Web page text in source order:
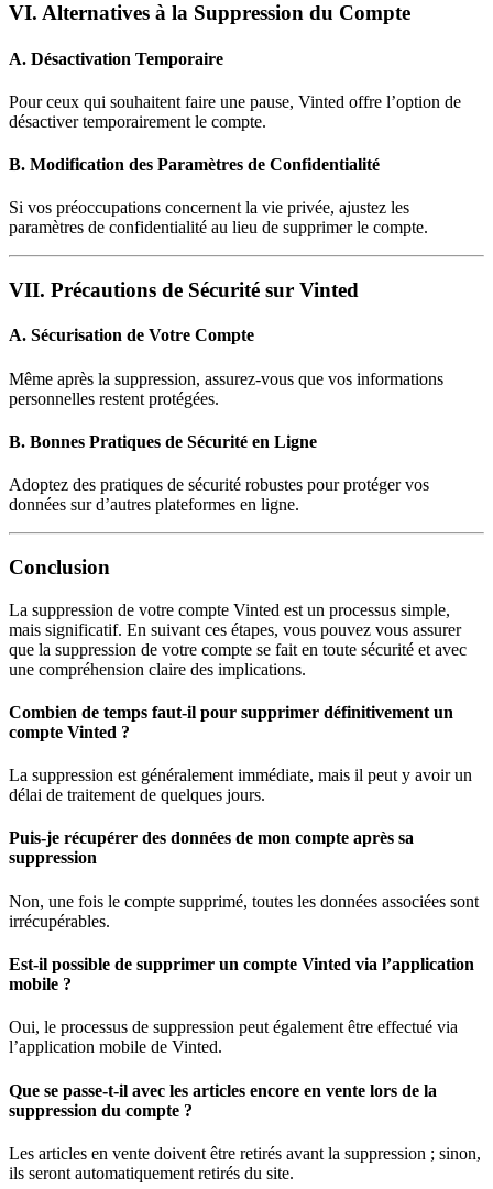
VI. Alternatives à la Suppression du Compte
A. Désactivation Temporaire
Pour ceux qui souhaitent faire une pause, Vinted offre l’option de
désactiver temporairement le compte.
B. Modification des Paramètres de Confidentialité
Si vos préoccupations concernent la vie privée, ajustez les
paramètres de confidentialité au lieu de supprimer le compte.
VII. Précautions de Sécurité sur Vinted
A. Sécurisation de Votre Compte
Même après la suppression, assurez-vous que vos informations
personnelles restent protégées.
B. Bonnes Pratiques de Sécurité en Ligne
Adoptez des pratiques de sécurité robustes pour protéger vos
données sur d’autres plateformes en ligne.
Conclusion
La suppression de votre compte Vinted est un processus simple,
mais significatif. En suivant ces étapes, vous pouvez vous assurer
que la suppression de votre compte se fait en toute sécurité et avec
une compréhension claire des implications.
Combien de temps faut-il pour supprimer définitivement un
compte Vinted ?
La suppression est généralement immédiate, mais il peut y avoir un
délai de traitement de quelques jours.
Puis-je récupérer des données de mon compte après sa
suppression
Non, une fois le compte supprimé, toutes les données associées sont
irrécupérables.
Est-il possible de supprimer un compte Vinted via l’application
mobile ?
Oui, le processus de suppression peut également être effectué via
l’application mobile de Vinted.
Que se passe-t-il avec les articles encore en vente lors de la
suppression du compte ?
Les articles en vente doivent être retirés avant la suppression ; sinon,
ils seront automatiquement retirés du site.